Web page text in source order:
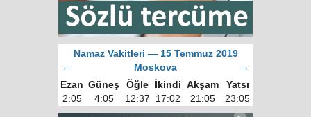
Namaz Vakitleri — 15 Temmuz 2019
←
Moskova
→
Ezan Güneş Öğle İkindi Akşam
Yatsı
2:05
4:05 12:37 17:02 21:05 23:05